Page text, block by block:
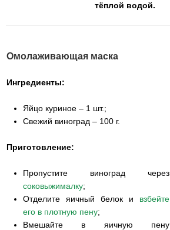
тёплой водой.
Омолаживающая маска
Ингредиенты:
Яйцо куриное – 1 шт.;
Свежий виноград – 100 г.
Приготовление:
Пропустите виноград через
соковыжималку;
Отделите яичный белок и взбейте
его в плотную пену;
Вмешайте в яичную пену